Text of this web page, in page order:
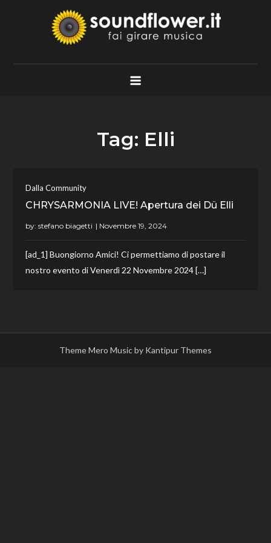
Soundflower.it
Fai Girare Musica
Tag: Elli
Dalla Community
CHRYSARMONIA LIVE! Apertura dei Dü Elli
by:stefano biagetti
[ad_1] Buongiorno Amici! Ci permettiamo di postare il
nostro evento di Venerdì 22 Novembre 2024 […]
Theme Mero Music by Kantipur Themes